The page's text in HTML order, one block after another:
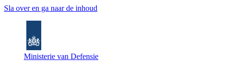
Sla over en ga naar de inhoud
Ministerie van Defensie